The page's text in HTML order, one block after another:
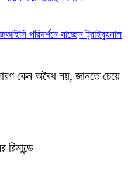
পরিদর্শনে যাচ্ছেন ট্রাইব্যুনাল
কেন অবৈধ নয়, জানতে চেয়ে